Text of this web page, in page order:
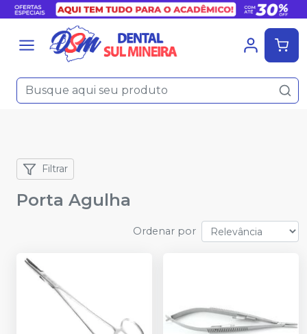
Filtrar
Porta Agulha
Ordenar por